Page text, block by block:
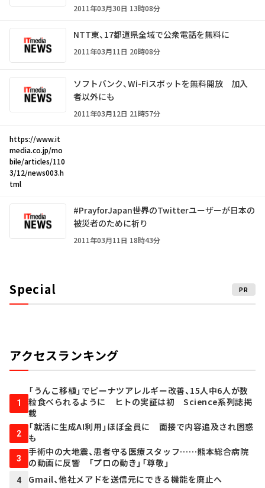
2011年03月30日 13時08分
NTT東、17都道県全域で公衆電話を無料に
2011年03月11日 20時08分
ソフトバンク、Wi-Fiスポットを無料開放 加入
者以外にも
2011年03月12日 21時57分
https://www.it
media.co.jp/mo
bile/articles/110
3/12/news003.h
tml
#PrayforJapan――世界のTwitterユーザーが日本の
被災者のために祈り
2011年03月11日 18時43分
Special PR
アクセスランキング
1
「うんこ移植」でピーナツアレルギー改善、15人中6人が数
粒食べられるように ヒトの実証は初 Science系列誌掲
載
2
「就活に生成AI利用」ほぼ全員に 面接で内容追及され困惑
も
3
手術中の大地震、患者守る医療スタッフ……熊本総合病院
の動画に反響 「プロの動き」「尊敬」
4 Gmail、他社メアドを送信元にできる機能を廃止へ